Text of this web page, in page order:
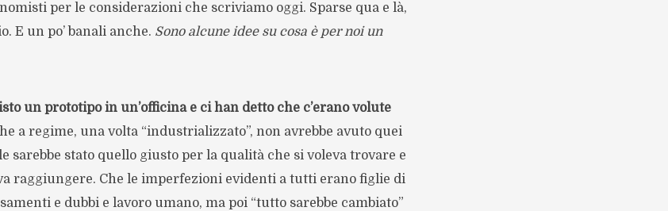
per le considerazioni che scriviamo oggi. Sparse qua e là,
E un po’ banali anche. Sono alcune idee su cosa è per noi un
un prototipo in un’officina e ci han detto che c’erano volute
a regime, una volta “industrializzato”, non avrebbe avuto quei
sarebbe stato quello giusto per la qualità che si voleva trovare e
raggiungere. Che le imperfezioni evidenti a tutti erano figlie di
e dubbi e lavoro umano, ma poi “tutto sarebbe cambiato”